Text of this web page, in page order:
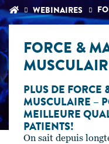
WEBINAIRES
FORCE &
PLUS DE FORCE
MUSCULAIRE –
MEILLEURE
PATIENTS!
On sait depuis